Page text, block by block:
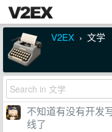
V2EX › 文学
不知道有没有开发
线了